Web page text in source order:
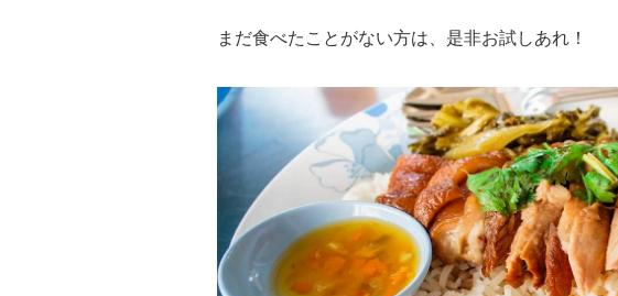
まだ食べたことがない方は、是非お試しあれ！